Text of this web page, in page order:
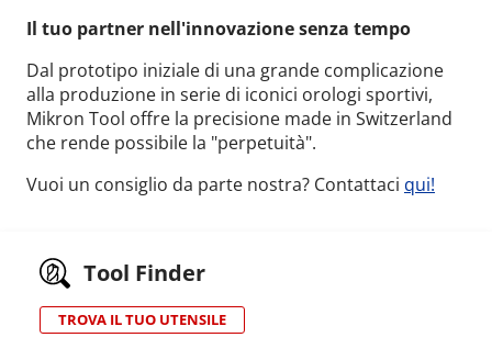
Il tuo partner nell'innovazione senza tempo
Dal prototipo iniziale di una grande complicazione
alla produzione in serie di iconici orologi sportivi,
Mikron Tool offre la precisione made in Switzerland
che rende possibile la "perpetuità".
Vuoi un consiglio da parte nostra? Contattaci qui!
Tool Finder
TROVA IL TUO UTENSILE